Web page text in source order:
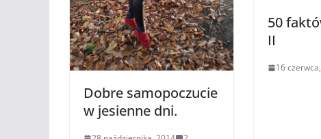
Dobre samopoczucie
w jesienne dni.
50
II
16